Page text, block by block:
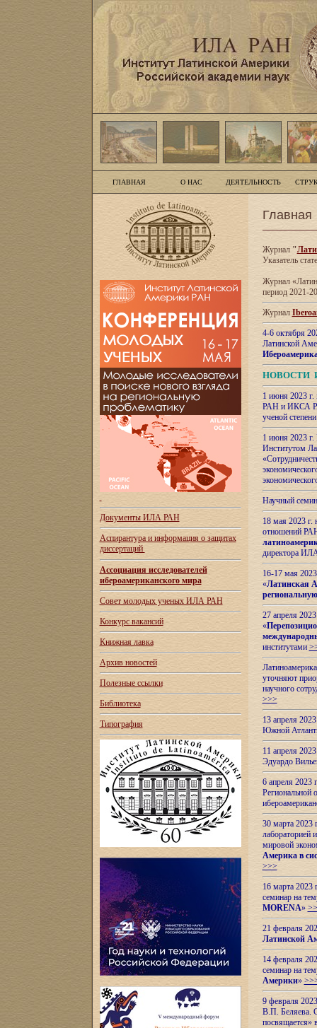
ГЛАВНАЯ О НАС ДЕЯТЕЛЬНОСТЬ
Документы ИЛА РАН
Аспирантура и информация о защитах
диссертаций
Ассоциация исследователей
ибероамериканского мира
Совет молодых ученых ИЛА РАН
Конкурс вакансий
Книжная лавка
Архив новостей
Полезные ссылки
Библиотека
Типография
Главная
Журнал"
Указатель
Журнал
период 2021-
Журнал
4-6 октября
Латинской
НОВОСТИ
1 июня 2023
РАН и ИКСА
ученой
1 июня 2023
Институтом
Научный
18 мая 2023
отношений
директора
16-17 мая
«Латинская
27 апреля
«
институтами
уточняют
научного
>>>
13 апреля
Южной
11 апреля
Эдуардо
6 апреля
Региональной
30 марта 2023
лабораторией
мировой
Америка в
>>>
16 марта 2023
семинар на
MORENA»
21 февраля
Латинской
14 февраля
семинар на
Америки»
9 февраля
В.П. Беляева.
посвящается»